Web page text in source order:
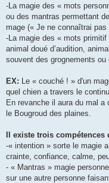
-La magie des « mots
ou des mantras permettant
mage (« Je ne connaîtrai
-La magie des « mots
animal doué d’audition,
souvent des grognements ou
EX: Le « couché ! » d'un
quel chien a travers le
En revanche il aura du mal
le Bougroud des plaines.
Il existe trois compétences
-« intention » sorte le magie
crainte, confiance, calme,
- « Mantras » magie
sur une autre personne